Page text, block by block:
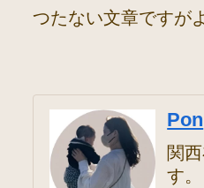
つたない文章ですが
Pon
関
す。